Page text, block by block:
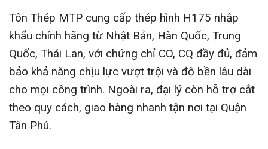
Tôn Thép MTP cung cấp thép hình H175 nhập
khẩu chính hãng từ Nhật Bản, Hàn Quốc, Trung
Quốc, Thái Lan, với chứng chỉ CO, CQ đầy đủ, đảm
bảo khả năng chịu lực vượt trội và độ bền lâu dài
cho mọi công trình. Ngoài ra, đại lý còn hỗ trợ cắt
theo quy cách, giao hàng nhanh tận nơi tại Quận
Tân Phú.